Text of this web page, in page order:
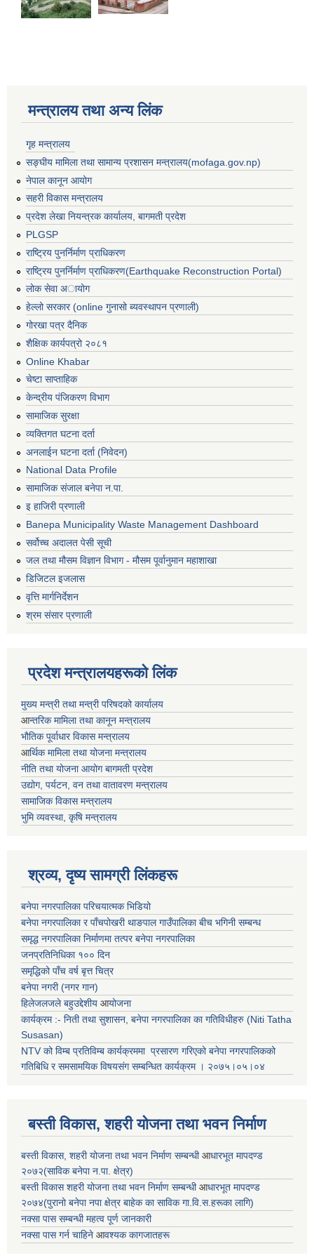
मन्त्रालय तथा अन्य लिंक
गृह मन्त्रालय
सङ्घीय मामिला तथा सामान्य प्रशासन मन्त्रालय(mofaga.gov.np)
नेपाल कानून आयोग
सहरी विकास मन्त्रालय
प्रदेश लेखा नियन्त्रक कार्यालय, बागमती प्रदेश
PLGSP
राष्ट्रिय पुनर्निर्माण प्राधिकरण
राष्ट्रिय पुनर्निर्माण प्राधिकरण(Earthquake Reconstruction Portal)
लोक सेवा अायोग
हेल्लो सरकार (online गुनासो ब्यवस्थापन प्रणाली)
गोरखा पत्र दैनिक
शैक्षिक कार्यपत्रो २०८१
Online Khabar
चेष्टा साप्ताहिक
केन्द्रीय पंजिकरण विभाग
सामाजिक सुरक्षा
व्यक्तिगत घटना दर्ता
अनलाईन घटना दर्ता (निवेदन)
National Data Profile
सामाजिक संजाल बनेपा न.पा.
इ हाजिरी प्रणाली
Banepa Municipality Waste Management Dashboard
सर्वोच्च अदालत पेसी सूची
जल तथा मौसम विज्ञान विभाग - मौसम पूर्वानुमान महाशाखा
डिजिटल इजलास
वृत्ति मार्गनिर्देशन
श्रम संसार प्रणाली
प्रदेश मन्त्रालयहरूको लिंक
मुख्य मन्त्री तथा मन्त्री परिषदको कार्यालय
आन्तरिक मामिला तथा कानून मन्त्रालय
भाैतिक पूर्वाधार विकास मन्त्रालय
आर्थिक मामिला तथा योजना मन्त्रालय
नीति तथा योजना आयोग बागमती प्रदेश
उद्योग, पर्यटन, वन तथा वातावरण मन्त्रालय
सामाजिक विकास मन्त्रालय
भुमि व्यवस्था, कृषि मन्त्रालय
श्रव्य, दृष्य सामग्री लिंकहरू
बनेपा नगरपालिका परिचयात्मक भिडियो
बनेपा नगरपालिका र पाँचपोखरी थाङपाल गाउँपालिका बीच भगिनी सम्बन्ध
समृद्ध नगरपालिका निर्माणमा तत्पर बनेपा नगरपालिका
जनप्रतिनिधिका १०० दिन
समृद्धिको पाँच वर्ष बृत्त चित्र
बनेपा नगरी (नगर गान)
हिलेजलजले बहुउद्देशीय आयोजना
कार्यक्रम :- निती तथा सुशासन, बनेपा नगरपालिका का गतिविधीहरु (Niti Tatha
Susasan)
NTV को विम्ब प्रतिविम्ब कार्यक्रममा प्रसारण गरिएकोबनेपा नगरपालिकको
गतिबिधि र समसामयिक विषयसंग सम्बन्धित कार्यक्रम । २०७५।०५।०४
बस्ती विकास, शहरी योजना तथा भवन निर्माण
बस्ती विकास, शहरी योजना तथा भवन निर्माण सम्बन्धीआधारभूत मापदण्ड
२०७२(साविक बनेपा न.पा. क्षेत्र)
बस्ती विकास शहरी योजना तथा भवन निर्माण सम्बन्धीआधारभूत मापदण्ड
२०७४(पुरानो बनेपा नपा क्षेत्र बाहेक का साविक गा.वि.स.हरूका लागि)
नक्सा पास सम्बन्धी महत्व पूर्ण जानकारी
नक्सा पास गर्न चाहिने आवश्यक कागजातहरू